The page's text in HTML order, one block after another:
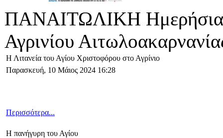
ΠΑΝΑΙΤΩΛΙΚΗ Ημερήσια
Αγρινίου
Η Λιτανεία του Αγίου Χριστοφόρου στο Αγρίνιο
Παρασκευή, 10 Μάιος 2024 16:28
Περισσότερα...
Η πανήγυρη του Αγίου